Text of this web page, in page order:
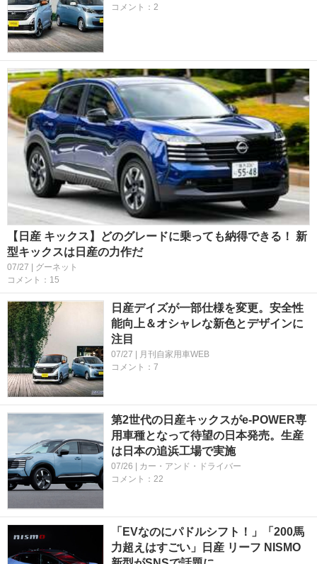
コメント：2
【日産 キックス】どのグレードに乗っても納得できる！ 新
型キックスは日産の力作だ
07/27 | グーネット
コメント：15
日産デイズが一部仕様を変更。安全性
能向上＆オシャレな新色とデザインに
注目
07/27 | 月刊自家用車WEB
コメント：7
第2世代の日産キックスがe-POWER専
用車種となって待望の日本発売。生産
は日本の追浜工場で実施
07/26 | カー・アンド・ドライバー
コメント：22
「EVなのにパドルシフト！」「200馬
力超えはすごい」日産 リーフ NISMO